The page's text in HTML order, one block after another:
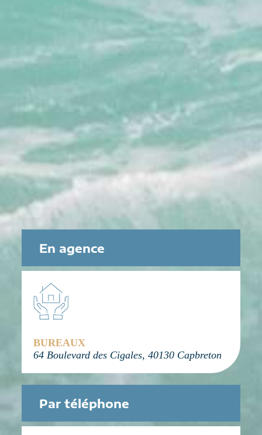
En agence
BUREAUX
64 Boulevard des Cigales, 40130 Capbreton
Par téléphone